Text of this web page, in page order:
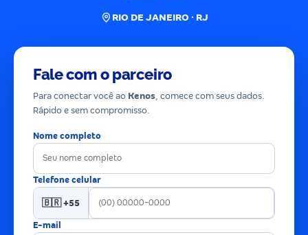
RIO DE JANEIRO · RJ
Fale com o parceiro
Para conectar você ao Kenos, comece com seus dados.
Rápido e sem compromisso.
Nome completo
Telefone celular
🇧🇷 +55
E-mail